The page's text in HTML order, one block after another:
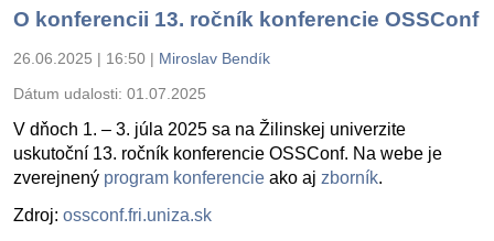
O konferencii 13. ročník konferencie OSSConf
26.06.2025 | 16:50 | Miroslav Bendík
Dátum udalosti: 01.07.2025
V dňoch 1. – 3. júla 2025 sa na Žilinskej univerzite
uskutoční 13. ročník konferencie OSSConf. Na webe je
zverejnený program konferencie ako aj zborník.
Zdroj: ossconf.fri.uniza.sk